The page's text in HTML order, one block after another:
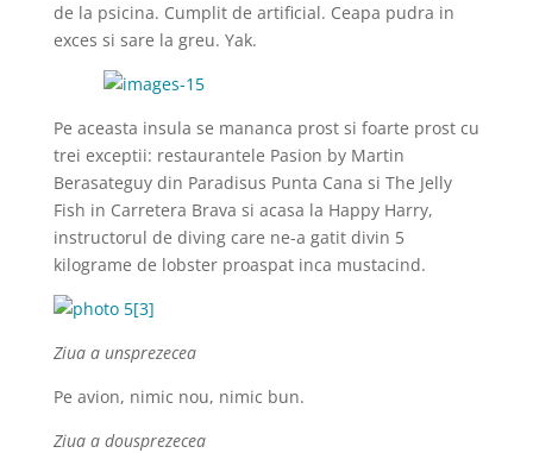
de la psicina. Cumplit de artificial. Ceapa pudra in
exces si sare la greu. Yak.
Pe aceasta insula se mananca prost si foarte prost cu
trei exceptii: restaurantele Pasion by Martin
Berasateguy din Paradisus Punta Cana si The Jelly
Fish in Carretera Brava si acasa la Happy Harry,
instructorul de diving care ne-a gatit divin 5
kilograme de lobster proaspat inca mustacind.
Ziua a unsprezecea
Pe avion, nimic nou, nimic bun.
Ziua a dousprezecea